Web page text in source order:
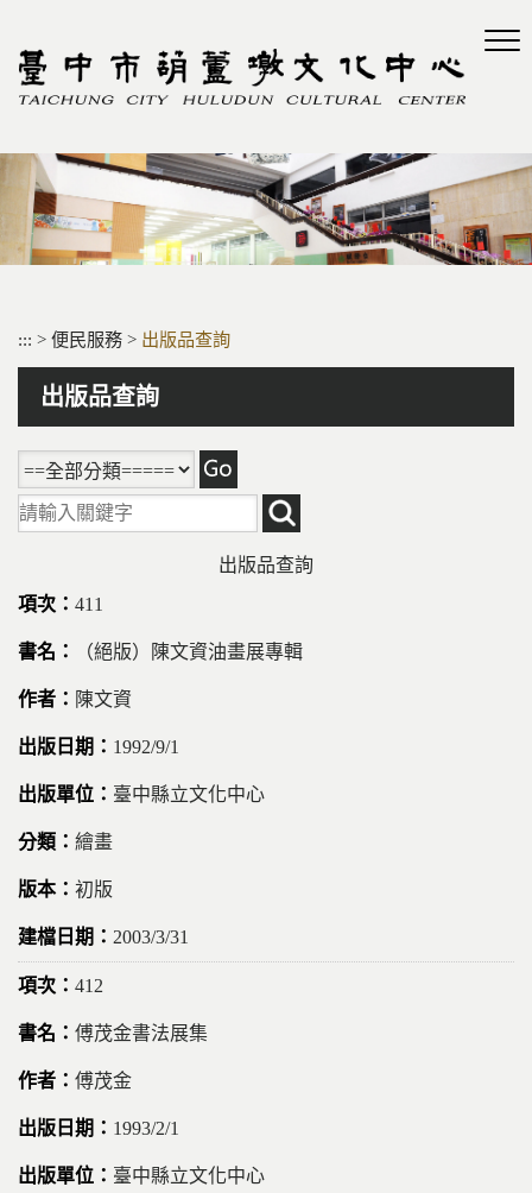
區
::: > 便民服務 > 出版品查詢
出版品查詢
出版品查詢
411
（絕版）陳文資油畫展專輯
陳文資
1992/9/1
臺中縣立文化中心
繪畫
初版
2003/3/31
412
傅茂金書法展集
傅茂金
1993/2/1
臺中縣立文化中心